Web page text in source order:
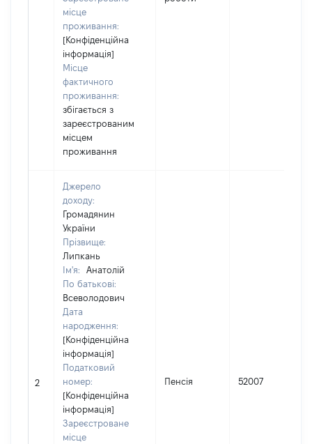
місце
проживання:
[Конфіденційна
інформація]
Місце
фактичного
проживання:
збігається з
зареєстрованим
місцем
проживання
2
Джерело
доходу:
Громадянин
України
Прізвище:
Липкань
Ім'я:
Анатолій
По батькові:
Всеволодович
Дата
народження:
[Конфіденційна
інформація]
Податковий
номер:
[Конфіденційна
інформація]
Зареєстроване
місце
Пенсія 52007